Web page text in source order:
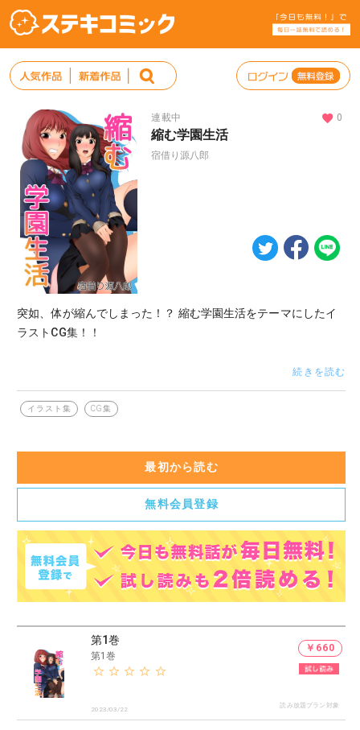
連載中 0
縮む学園生活
宿借り源八郎
突如、体が縮んでしまった！？ 縮む学園生活をテーマにしたイ
ラストCG集！！
幼なじみでちょっとおっちょこちょいな二ノ宮乃希歩や、勝ち
気で男子に厳しい生徒会長坪嶋玲花。そんな学園の女の子達と
イラストとストーリーで綴るイラストCG集シリーズ！！
続きを読む
イラスト集 CG集
最初から読む
無料会員登録
第1巻
第1巻
2023/03/22
￥660
読み放題プラン対象